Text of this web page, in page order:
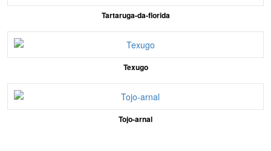
Tartaruga-da-florida
Texugo
Tojo-arnal